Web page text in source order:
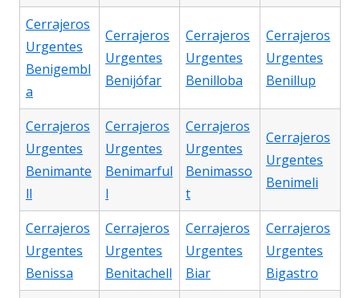
Cerrajeros
Urgentes
Benigembl
a
Cerrajeros
Urgentes
Benijófar
Cerrajeros
Urgentes
Benilloba
Cerrajeros
Urgentes
Benillup
Cerrajeros
Urgentes
Benimante
ll
Cerrajeros
Urgentes
Benimarful
l
Cerrajeros
Urgentes
Benimasso
t
Cerrajeros
Urgentes
Benimeli
Cerrajeros
Urgentes
Benissa
Cerrajeros
Urgentes
Benitachell
Cerrajeros
Urgentes
Biar
Cerrajeros
Urgentes
Bigastro